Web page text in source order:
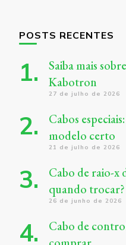
POSTS RECENTES
Saiba mais
Kabotron
27 de julho de 2026
Cabos
modelo certo
21 de julho de 2026
Cabo de raio-x
quando trocar?
26 de junho de 2026
Cabo de